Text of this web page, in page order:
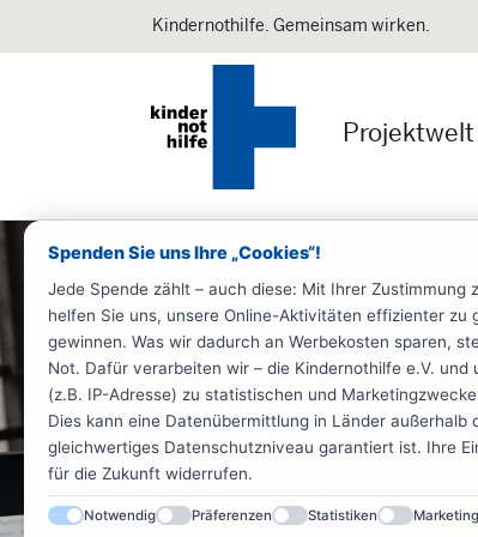
Spenden Sie uns Ihre „Cookies“!
Jede Spende zählt – auch diese: Mit Ihrer Zustimmung
helfen Sie uns, unsere Online-Aktivitäten effizienter
gewinnen. Was wir dadurch an Werbekosten sparen,
Not. Dafür verarbeiten wir – die Kindernothilfe e.V.
(z.B. IP-Adresse) zu statistischen und
Dies kann eine Datenübermittlung in Länder außerhalb
gleichwertiges Datenschutzniveau garantiert ist. Ihre
für die Zukunft widerrufen.
Notwendig Präferenzen Statistiken Marketing
Kindernothilfe. Gemeinsam wirken.
Projektwelt